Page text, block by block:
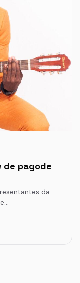
de pagode
da